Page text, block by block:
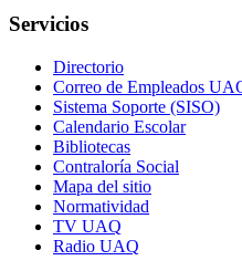
Servicios
Directorio
Correo de Empleados
Sistema Soporte (SISO)
Calendario Escolar
Bibliotecas
Contraloría Social
Mapa del sitio
Normatividad
TV UAQ
Radio UAQ